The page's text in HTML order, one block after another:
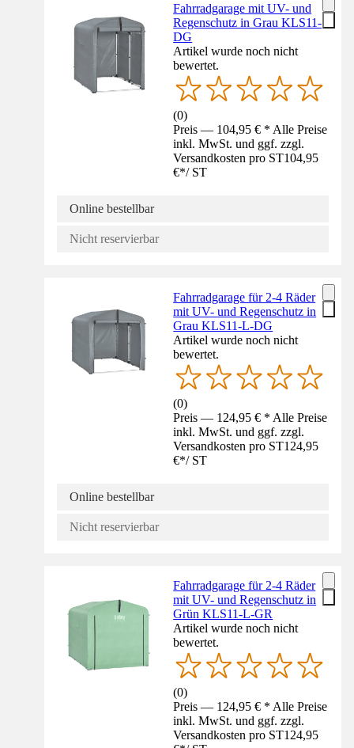
Fahrradgarage mit UV- und
Regenschutz in Grau KLS11-
DG
Artikel wurde noch nicht
bewertet.
(0)
Preis — 104,95 € * Alle Preise
inkl. MwSt. und ggf. zzgl.
Versandkosten pro ST104,95
€*/ ST
Online bestellbar
Nicht reservierbar
Fahrradgarage für 2-4 Räder
mit UV- und Regenschutz in
Grau KLS11-L-DG
Artikel wurde noch nicht
bewertet.
(0)
Preis — 124,95 € * Alle Preise
inkl. MwSt. und ggf. zzgl.
Versandkosten pro ST124,95
€*/ ST
Online bestellbar
Nicht reservierbar
Fahrradgarage für 2-4 Räder
mit UV- und Regenschutz in
Grün KLS11-L-GR
Artikel wurde noch nicht
bewertet.
(0)
Preis — 124,95 € * Alle Preise
inkl. MwSt. und ggf. zzgl.
Versandkosten pro ST124,95